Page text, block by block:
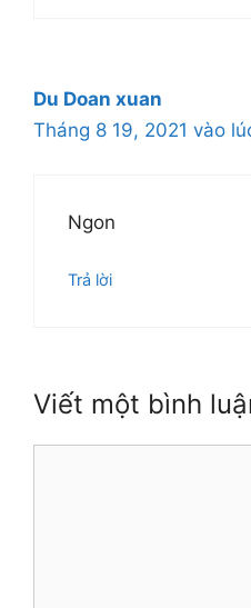
Du Doan xuan
Tháng 8 19, 2021 vào
Ngon
Trả lời
Viết một bình